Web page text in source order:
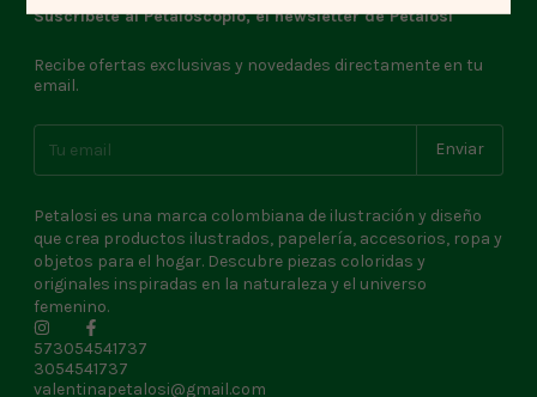
Suscríbete al Petaloscopio, el newsletter de Petalosi
Recibe ofertas exclusivas y novedades directamente en tu
email.
Petalosi es una marca colombiana de ilustración y diseño
que crea productos ilustrados, papelería, accesorios, ropa y
objetos para el hogar. Descubre piezas coloridas y
originales inspiradas en la naturaleza y el universo
femenino.
573054541737
3054541737
valentinapetalosi@gmail.com